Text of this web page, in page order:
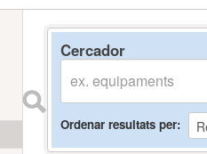
Cercador
Ordenar resultats per